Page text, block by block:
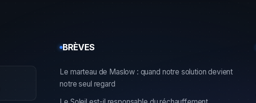
BRÈVES
Le marteau de Maslow : quand notre solution devient
notre seul regard